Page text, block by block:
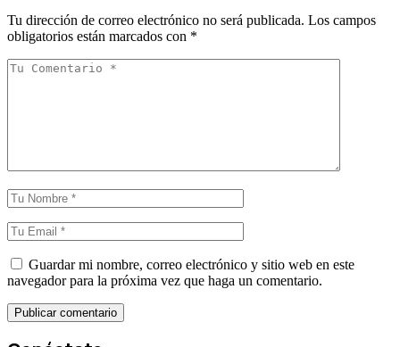
Tu dirección de correo electrónico no será publicada. Los campos
obligatorios están marcados con *
Guardar mi nombre, correo electrónico y sitio web en este
navegador para la próxima vez que haga un comentario.